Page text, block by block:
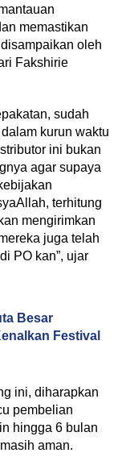
memastikan
oleh
Fakshirie
sudah
kurun waktu
ini bukan
agar supaya
terhitung
mengirimkan
juga telah
PO kan”, ujar
Besar
Festival
ini, diharapkan
pembelian
hingga 6 bulan
aman.